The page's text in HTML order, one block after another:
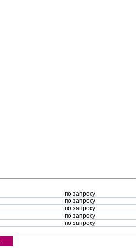
по запросу
по запросу
по запросу
по запросу
по запросу